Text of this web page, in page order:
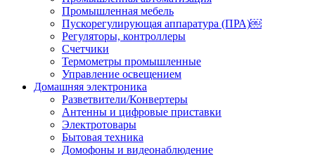
Промышленная мебель
Пускорегулирующая аппаратура (ПРА)￼
Регуляторы, контроллеры
Счетчики
Термометры промышленные
Управление освещением
Домашняя электроника
Разветвители/Конвертеры
Антенны и цифровые приставки
Электротовары
Бытовая техника
Домофоны и видеонаблюдение